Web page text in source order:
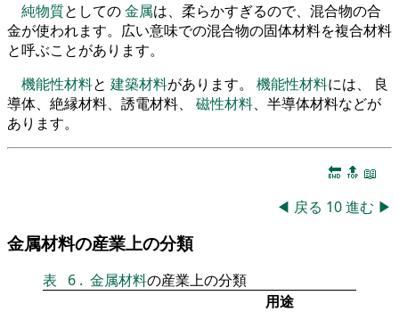
純物質としての金属は、柔らかすぎるので、混合物の合
金が使われます。広い意味での混合物の固体材料を複合材料
と呼ぶことがあります。
機能性材料と 建築材料があります。 機能性材料には、 良
導体、絶縁材料、誘電材料、 磁性材料、半導体材料などが
あります。
🔚 🔝 📖
◀ 戻る 10進む ▶
金属材料の産業上の分類
表 6 . 金属材料の産業上の分類
用途